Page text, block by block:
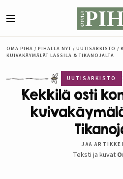
OMA PIHA / PIHALLA NYT / UUTISARKISTO /
KUIVAKÄYMÄLÄT LASSILA & TIKANOJALTA
UUTISARKISTO
Kekkilä osti
JAA
Teksti ja kuvat